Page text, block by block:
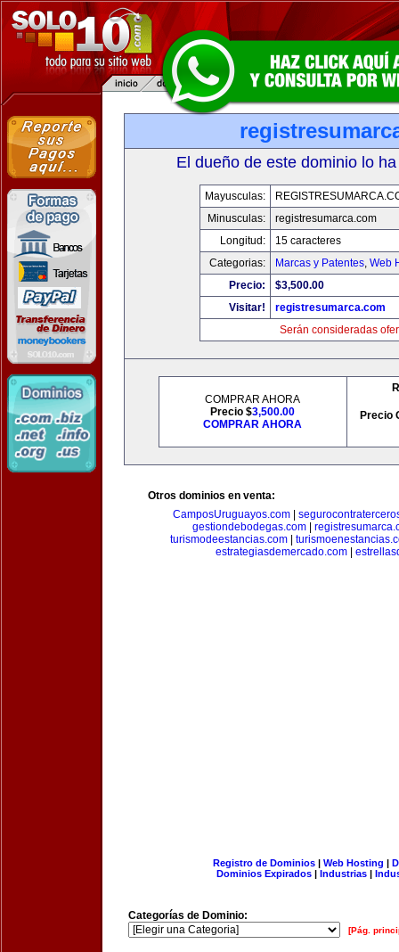
El dueño de este dominio lo
Mayusculas:
Minusculas:
registresumarca.com
Longitud:
15 caracteres
Categorias:
Marcas y Patentes, Web
Precio:
$3,500.00
Visitar!
registresumarca.com
Serán consideradas
COMPRAR AHORA
Precio $3,500.00
COMPRAR AHORA
Precio
Otros dominios en venta:
CamposUruguayos.com|
gestiondebodegas.com|
turismodeestancias.com
estrategiasdemercado.com
Registro de Dominios| Web Hosting |
Dominios Expirados | Industrias |
Categorías de Dominio:
[Pág.